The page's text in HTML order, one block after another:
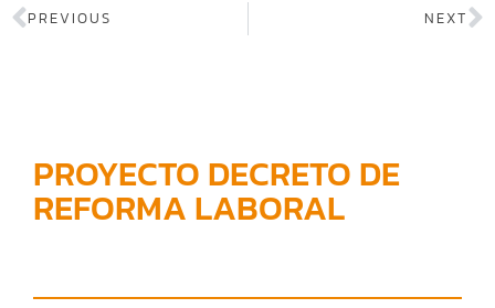
PREVIOUS NEXT
PROYECTO DECRETO DE
REFORMA LABORAL